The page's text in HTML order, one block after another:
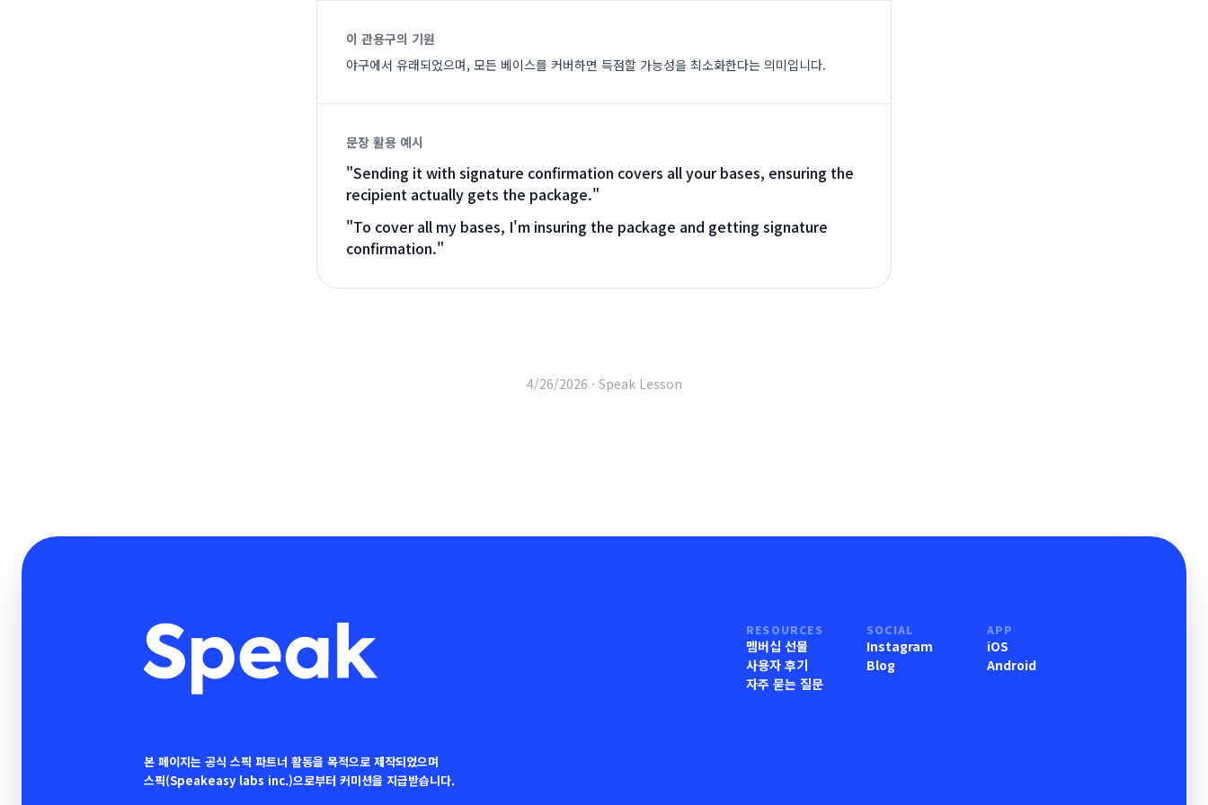
이 관용구의 기원
야구에서 유래되었으며, 모든 베이스를 커버하면 득점할 가능성을 최소화한다는 의미입니다.
문장 활용 예시
"Sending it with signature confirmation covers all your bases, ensuring the
recipient actually gets the package."
"To cover all my bases, I'm insuring the package and getting signature
confirmation."
4/26/2026 · Speak Lesson
본 페이지는 공식 스픽 파트너 활동을 목적으로 제작되었으며
스픽(Speakeasy labs inc.)으로부터 커미션을 지급받습니다.
RESOURCES
멤버십 선물
사용자 후기
자주 묻는 질문
SOCIAL
Instagram
Blog
APP
iOS
Android